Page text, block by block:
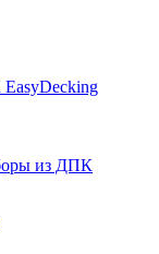
из ДПК